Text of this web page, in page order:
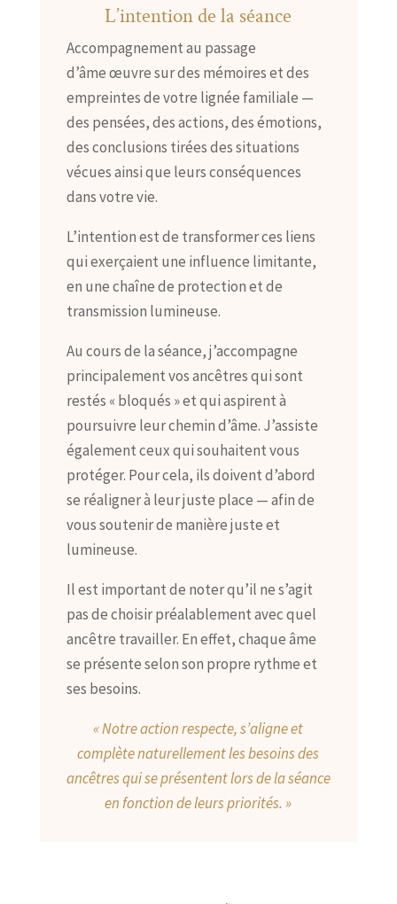
L’intention de la séance
Accompagnement au passage
d’âme œuvre sur des mémoires et des
empreintes de votre lignée familiale —
des pensées, des actions, des émotions,
des conclusions tirées des situations
vécues ainsi que leurs conséquences
dans votre vie.
L’intention est de transformer ces liens
qui exerçaient une influence limitante,
en une chaîne de protection et de
transmission lumineuse.
Au cours de la séance, j’accompagne
principalement vos ancêtres qui sont
restés « bloqués » et qui aspirent à
poursuivre leur chemin d’âme. J’assiste
également ceux qui souhaitent vous
protéger. Pour cela, ils doivent d’abord
se réaligner à leur juste place — afin de
vous soutenir de manière juste et
lumineuse.
Il est important de noter qu’il ne s’agit
pas de choisir préalablement avec quel
ancêtre travailler. En effet, chaque âme
se présente selon son propre rythme et
ses besoins.
« Notre action respecte, s’aligne et
complète naturellement les besoins des
ancêtres qui se présentent lors de la séance
en fonction de leurs priorités. »